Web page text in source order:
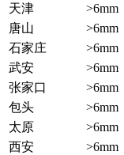
天津
>6mm
唐山
>6mm
石家庄
>6mm
武安
>6mm
张家口
>6mm
包头
>6mm
太原
>6mm
西安
>6mm